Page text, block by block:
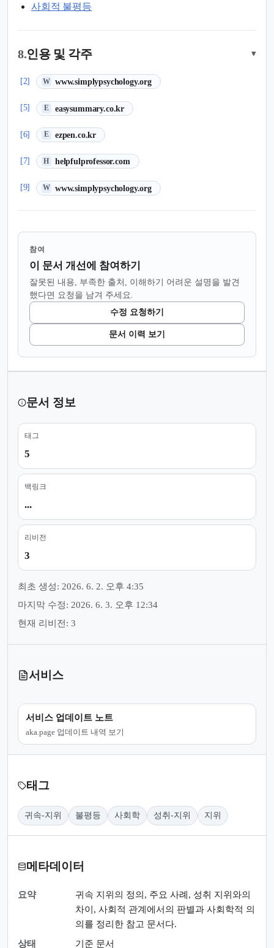
사회적 불평등
8.인용 및 각주 ▾
[2] W www.simplypsychology.org
(새 탭에서 열림)
[5] E easysummary.co.kr
(새 탭에서 열림)
[6] E ezpen.co.kr
(새 탭에서 열림)
[7] H helpfulprofessor.com
(새 탭에서 열림)
[9] W www.simplypsychology.org
(새 탭에서 열림)
참여
이 문서 개선에 참여하기
잘못된 내용, 부족한 출처, 이해하기 어려운 설명을 발견
했다면 요청을 남겨 주세요.
수정 요청하기
문서 이력 보기
문서 정보
태그
5
백링크
...
리비전
3
최초 생성: 2026. 6. 2. 오후 4:35
마지막 수정: 2026. 6. 3. 오후 12:34
현재 리비전: 3
서비스
서비스 업데이트 노트
aka.page 업데이트 내역 보기
태그
귀속-지위 불평등 사회학 성취-지위 지위
메타데이터
요약
귀속 지위의 정의, 주요 사례, 성취 지위와의
차이, 사회적 관계에서의 판별과 사회학적 의
의를 정리한 참고 문서다.
상태
기준 문서